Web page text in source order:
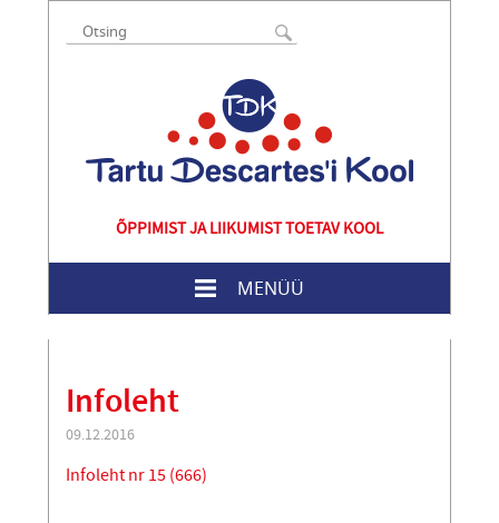
ÕPPIMIST JA LIIKUMIST TOETAV KOOL
MENÜÜ
Infoleht
09.12.2016
Infoleht nr 15 (666)